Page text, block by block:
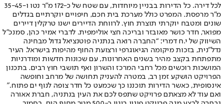
לכל דירה. כל הדירות בבניין מיוחדות, עם שטח של כ-172 מ"ר נטו ו-35-45
מ"ר מרפסת. המפרט כולל מערכת בית חכם, חיפויים יוקרתיים בגדלים
שונים ומטבח יוקרתי תוצרת חוץ. לרווחת הדיירים ישנו טרקלין דיירים
מפואר, חדר כושר מאובזר ובריכה חצי אולימפית. לדברי אמיר כהן, סמנכ"ל
השיווק של י.ח דמרי: “החברה רואה בנתניה פוטנציאל גדול מבחינה
נדל"נית, בזכות מיקומה הגיאוגרפי ורצועת החוף מהיפות בישראל. העיר
מתפתחת בקצב מהיר בשנים האחרונות, עם שכונות חדשות ומודרניות
המושכות רוכשים מכל רחבי המרכז והשרון ואף תושבי חוץ רבים. בתכנון
הפרויקט הושקע זמן רב, במטרה להעניק תחושה של מרחב וחופשה
אינסופית, כאשר הדירות תוכננו כך שכמעט כל חדר צופה לנוף ים פתוח."
ואם עוד לא מצאתם פרויקט שתפס לכם את העין בנתניה, חברת אאורה